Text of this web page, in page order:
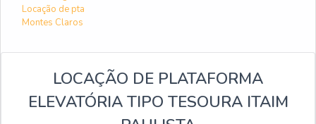
Locação de pta
Montes Claros
LOCAÇÃO DE PLATAFORMA
ELEVATÓRIA TIPO TESOURA ITAIM